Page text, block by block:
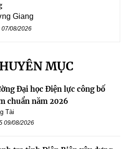
Giang
07/08/2026
MỤC
Đại học Điện lực công bố
chuẩn năm 2026
Tài
09/08/2026